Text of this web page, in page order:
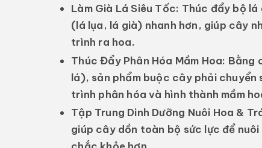
Làm Già Lá Siêu Tốc: Thúc đẩy bộ
(lá lụa, lá già) nhanh hơn, giúp cây
trình ra hoa.
Thúc Đẩy Phân Hóa Mầm Hoa: Bằng
lá), sản phẩm buộc cây phải
trình phân hóa và hình thành mầm
Tập Trung Dinh Dưỡng Nuôi Hoa &
giúp cây dồn toàn bộ sức lực để